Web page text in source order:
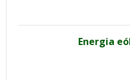
Energia